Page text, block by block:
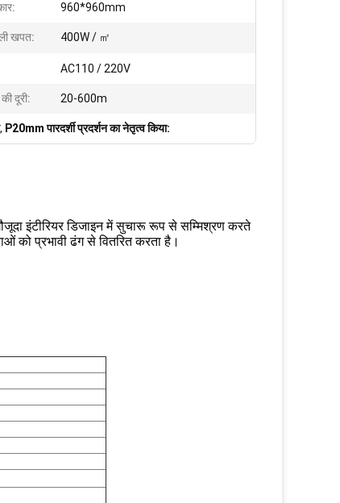
960*960mm
खपत: 400W / ㎡
AC110 / 220V
दूरी: 20-600m
, P20mm पारदर्शी प्रदर्शन का नेतृत्व किया:
इंटीरियर डिजाइन में सुचारू रूप से सम्मिश्रण करते
को प्रभावी ढंग से वितरित करता है।